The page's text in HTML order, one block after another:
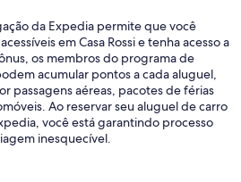
da Expedia permite que você
em Casa Rossi e tenha acesso a
os membros do programa de
acumular pontos a cada aluguel,
passagens aéreas, pacotes de férias
Ao reservar seu aluguel de carro
você está garantindo processo
inesquecível.